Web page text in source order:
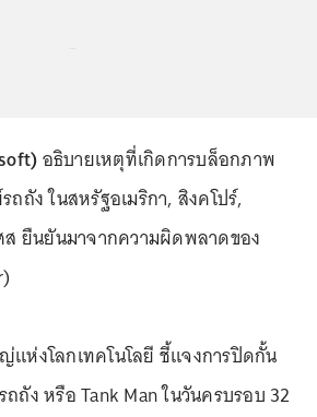
อธิบายเหตุที่เกิดการบล็อกภาพ
ถัง ในสหรัฐอเมริกา, สิงคโปร์,
ส ยืนยันมาจากความผิดพลาดของ
ห่งโลกเทคโนโลยี ชี้แจงการปิดกั้น
ถัง หรือ Tank Man ในวันครบรอบ 32